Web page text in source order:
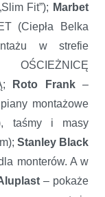
Fit”); Marbet
(Ciepła Belka
w strefie
Roto Frank–
montażowe
taśmy i masy
Stanley Black
monterów. A w
– pokaże